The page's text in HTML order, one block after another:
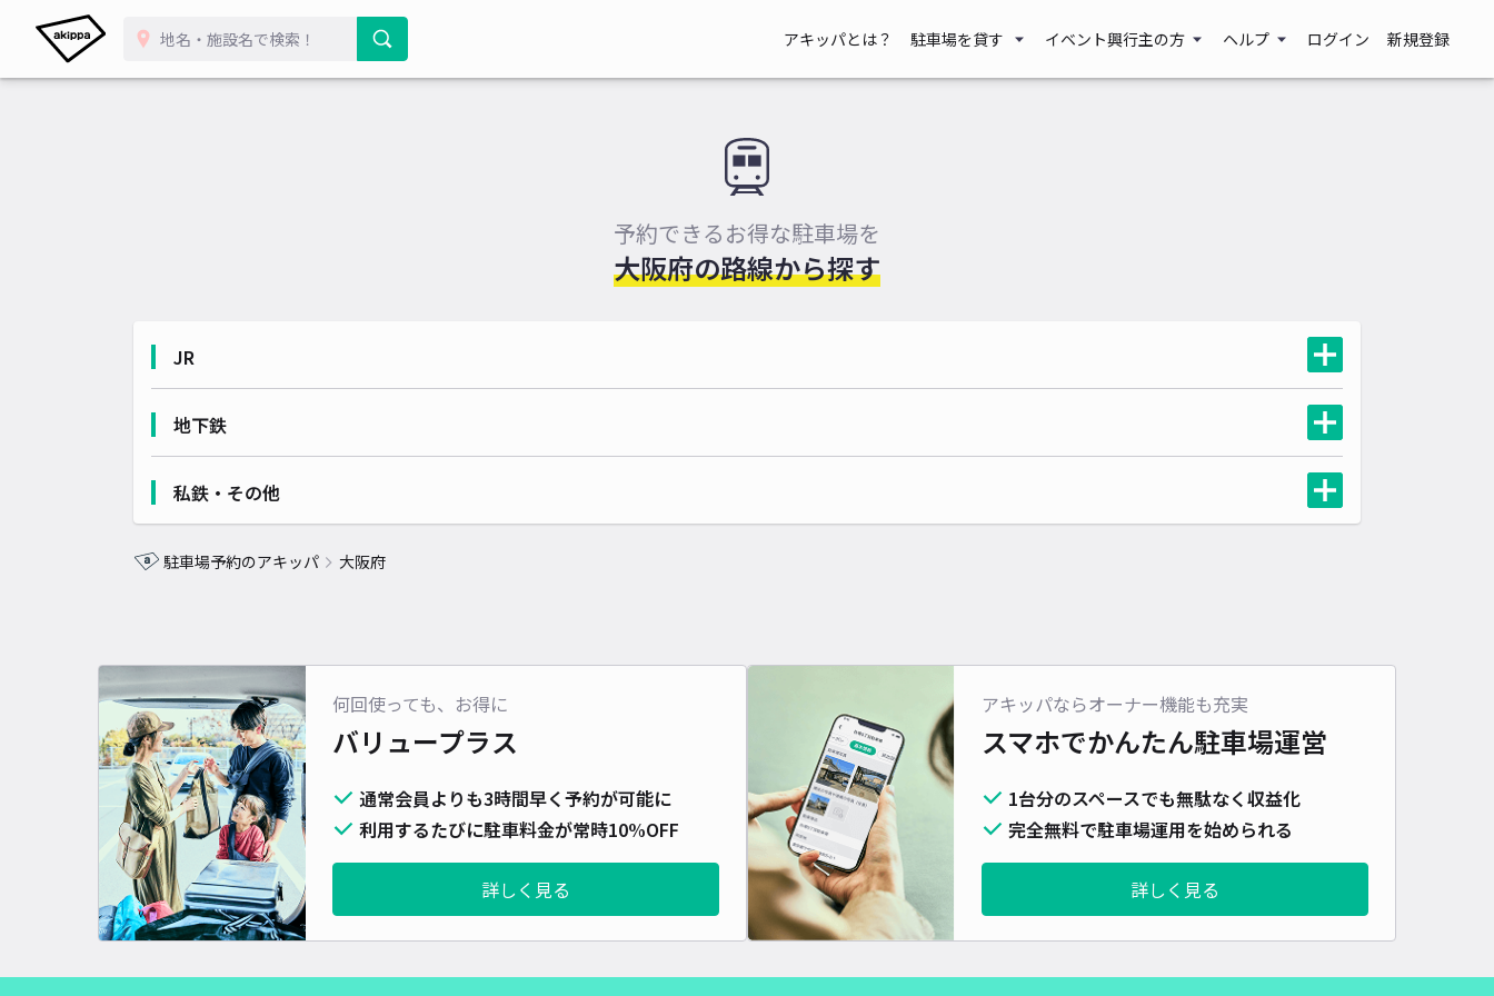
アキッパとは？ 駐車場を貸す イベント興行主の方 ヘルプ ログイン 新規登録
予約できるお得な駐車場を
大阪府の路線から探す
JR
地下鉄
私鉄・その他
駐車場予約のアキッパ 大阪府
何回使っても、お得に
バリュープラス
通常会員よりも3時間早く予約が可能に
利用するたびに駐車料金が常時10%OFF
詳しく見る
アキッパならオーナー機能も充実
スマホでかんたん駐車場運営
1台分のスペースでも無駄なく収益化
完全無料で駐車場運用を始められる
詳しく見る